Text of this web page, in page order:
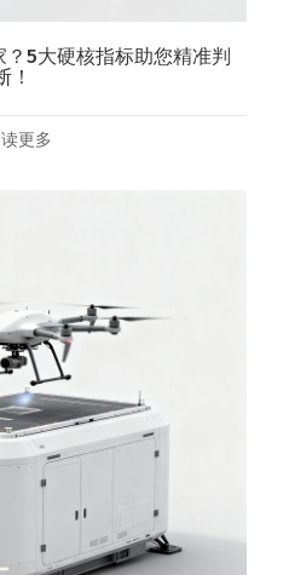
5大硬核指标助您精准判
！
更多